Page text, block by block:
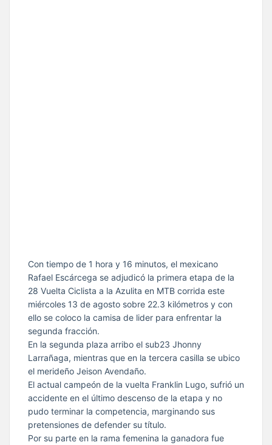
Con tiempo de 1 hora y 16 minutos, el mexicano
Rafael Escárcega se adjudicó la primera etapa de la
28 Vuelta Ciclista a la Azulita en MTB corrida este
miércoles 13 de agosto sobre 22.3 kilómetros y con
ello se coloco la camisa de lider para enfrentar la
segunda fracción.
En la segunda plaza arribo el sub23 Jhonny
Larrañaga, mientras que en la tercera casilla se ubico
el merideño Jeison Avendaño.
El actual campeón de la vuelta Franklin Lugo, sufrió un
accidente en el último descenso de la etapa y no
pudo terminar la competencia, marginando sus
pretensiones de defender su título.
Por su parte en la rama femenina la ganadora fue